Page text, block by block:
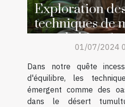
Exploration
techniques de
pour le bien-
quotidien01/07/2024
Dans notre quête
d'équilibre, les
émergent comme des
dans le désert